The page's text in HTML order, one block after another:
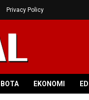
Privacy Policy
EKONOMI